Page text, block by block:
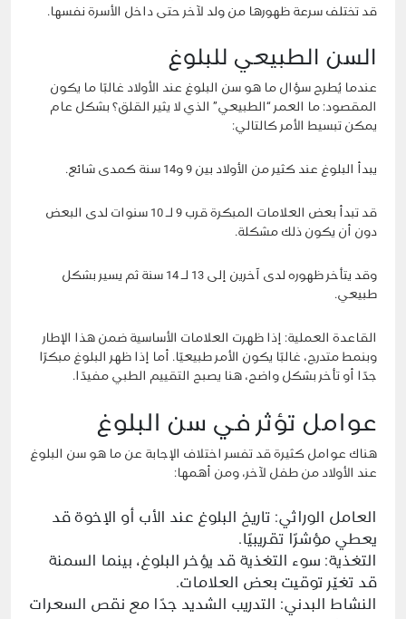
قد تختلف سرعة ظهورها من ولد لآخر حتى داخل الأسرة نفسها.
السن الطبيعي للبلوغ
عندما يُطرح سؤال ما هو سن البلوغ عند الأولاد غالبًا ما يكون
المقصود: ما العمر “الطبيعي” الذي لا يثير القلق؟ بشكل عام
يمكن تبسيط الأمر كالتالي:
يبدأ البلوغ عند كثير من الأولاد بين 9 و14 سنة كمدى شائع.
قد تبدأ بعض العلامات المبكرة قرب 9 لـ 10 سنوات لدى البعض
دون أن يكون ذلك مشكلة.
وقد يتأخر ظهوره لدى آخرين إلى 13 لـ 14 سنة ثم يسير بشكل
طبيعي.
القاعدة العملية: إذا ظهرت العلامات الأساسية ضمن هذا الإطار
وبنمط متدرج، غالبًا يكون الأمر طبيعيًا. أما إذا ظهر البلوغ مبكرًا
جدًا أو تأخر بشكل واضح، هنا يصبح التقييم الطبي مفيدًا.
عوامل تؤثر في سن البلوغ
هناك عوامل كثيرة قد تفسر اختلاف الإجابة عن ما هو سن البلوغ
عند الأولاد من طفل لآخر، ومن أهمها:
العامل الوراثي: تاريخ البلوغ عند الأب أو الإخوة قد
يعطي مؤشرًا تقريبيًا.
التغذية: سوء التغذية قد يؤخر البلوغ، بينما السمنة
قد تغيّر توقيت بعض العلامات.
النشاط البدني: التدريب الشديد جدًا مع نقص السعرات